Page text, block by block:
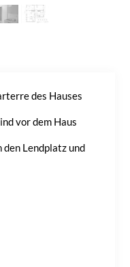
des Hauses
vor dem Haus
Lendplatz und